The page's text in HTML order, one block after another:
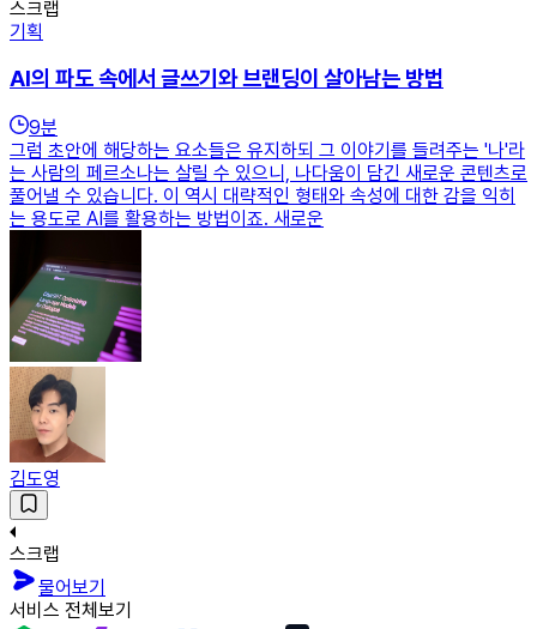
스크랩
기획
AI의 파도 속에서 글쓰기와 브랜딩이 살아남는 방법
9분
그럼 초안에 해당하는 요소들은 유지하되 그 이야기를 들려주는 '나'라
는 사람의 페르소나는 살릴 수 있으니, 나다움이 담긴 새로운 콘텐츠로
풀어낼 수 있습니다. 이 역시 대략적인 형태와 속성에 대한 감을 익히
는 용도로 AI를 활용하는 방법이죠. 새로운
김도영
스크랩
물어보기
서비스 전체보기